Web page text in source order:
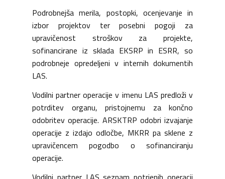
Podrobnejša merila, postopki, ocenjevanje in
izbor projektov ter posebni pogoji za
upravičenost stroškov za projekte,
sofinancirane iz sklada EKSRP in ESRR, so
podrobneje opredeljeni v internih dokumentih
LAS.
Vodilni partner operacije v imenu LAS predloži v
potrditev organu, pristojnemu za končno
odobritev operacije. ARSKTRP odobri izvajanje
operacije z izdajo odločbe, MKRR pa sklene z
upravičencem pogodbo o sofinanciranju
operacije.